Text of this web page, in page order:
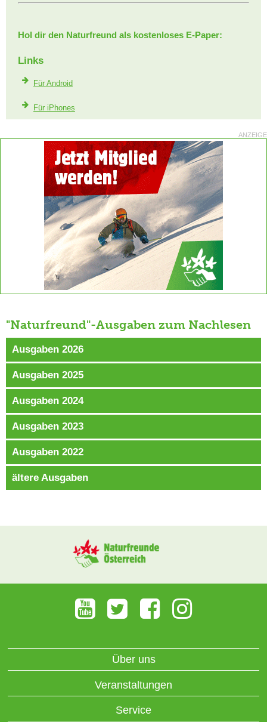
Hol dir den Naturfreund als kostenloses E-Paper:
Links
Für Android
Für iPhones
ANZEIGE
"Naturfreund"-Ausgaben zum Nachlesen
Ausgaben 2026
Ausgaben 2025
Ausgaben 2024
Ausgaben 2023
Ausgaben 2022
ältere Ausgaben
Über uns
Veranstaltungen
Service